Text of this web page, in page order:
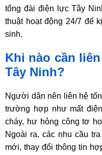
tổng đài điện lực Tây
thuật hoạt động 24/7 để
sinh.
Khi nào cần
Tây Ninh?
Người dân nên liên hệ
trường hợp như mất
cháy, hư hỏng công tơ
Ngoài ra, các nhu cầu
mới, thay đổi thông tin